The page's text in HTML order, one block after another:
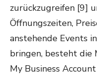
zurückzugreifen [9]
Öffnungszeiten,
anstehende Events
bringen, besteht die
My Business